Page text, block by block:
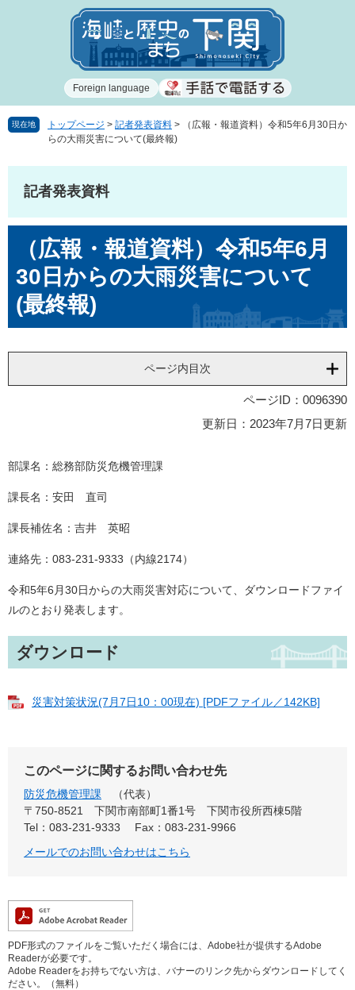
で
ば
Foreign language
現在地 トップページ > 記者発表資料 >
（広報・報道資料）令和5年6月30日か
らの大雨災害について(最終報)
記者発表資料
（広報・報道資料）令和5年6月
30日からの大雨災害について
(最終報)
ページ内目次
ページID：0096390
更新日：2023年7月7日更新
部課名：総務部防災危機管理課
課長名：安田 直司
課長補佐名：吉井 英昭
連絡先：083-231-9333（内線2174）
令和5年6月30日からの大雨災害対応について、ダウンロードファイ
ルのとおり発表します。
ダウンロード
災害対策状況(7月7日10：00現在) [PDFファイル／142KB]
このページに関するお問い合わせ先
防災危機管理課
代表
〒750-8521
下関市南部町1番1号 下関市役所西棟5階
Tel：083-231-9333
Fax：083-231-9966
メールでのお問い合わせはこちら
PDF形式のファイルをご覧いただく場合には、Adobe社が提供するAdobe
Readerが必要です。
Adobe Readerをお持ちでない方は、バナーのリンク先からダウンロードしてく
ださい。（無料）